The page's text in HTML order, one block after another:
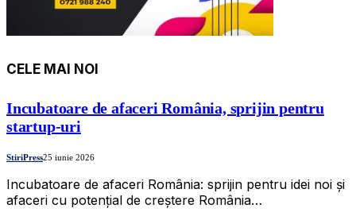
CELE MAI NOI
Incubatoare de afaceri România, sprijin pentru
startup-uri
StiriPress25 iunie 2026
Incubatoare de afaceri România: sprijin pentru idei noi și
afaceri cu potențial de creștere România…